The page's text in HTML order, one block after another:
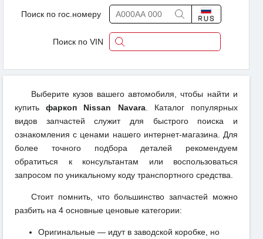
Поиск по гос.номеру
Поиск по VIN
Выберите кузов вашего автомобиля, чтобы найти и
купитьфаркоп Nissan Navara. Каталог популярных
видов запчастей служит для быстрого поиска и
ознакомления с ценами нашего интернет-магазина. Для
более точного подбора деталей рекомендуем
обратиться к консультантам или воспользоваться
запросом по уникальному коду транспортного средства.
Стоит помнить, что большинство запчастей можно
разбить на 4 основные ценовые категории:
Оригинальные — идут в заводской коробке, но